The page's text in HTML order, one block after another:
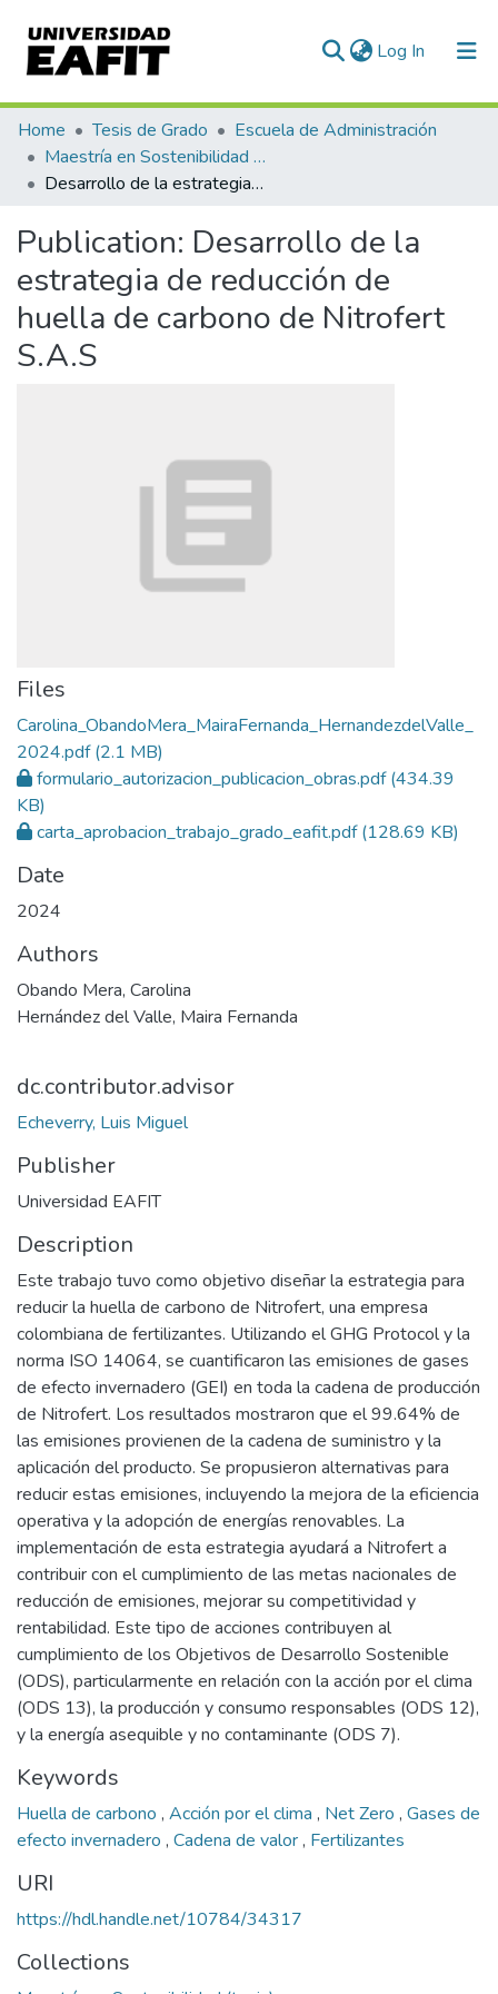
Log In (current)
Communities & Collections
All of DSpace
Home Tesis de Grado
Escuela de Administración
Maestría en Sostenibilidad (tesis)
Desarrollo de la estrategia de reducción de huella de carbono de Nitrofert S.A.S
Publication: Desarrollo de la
estrategia de reducción de
huella de carbono de Nitrofert
S.A.S
Files
Carolina_ObandoMera_MairaFernanda_HernandezdelValle_
2024.pdf(2.1 MB)
formulario_autorizacion_publicacion_obras.pdf(434.39
KB)
carta_aprobacion_trabajo_grado_eafit.pdf(128.69 KB)
Date
2024
Authors
Obando Mera, Carolina
Hernández del Valle, Maira Fernanda
dc.contributor.advisor
Echeverry, Luis Miguel
Publisher
Universidad EAFIT
Description
Este trabajo tuvo como objetivo diseñar la estrategia para
reducir la huella de carbono de Nitrofert, una empresa
colombiana de fertilizantes. Utilizando el GHG Protocol y la
norma ISO 14064, se cuantificaron las emisiones de gases
de efecto invernadero (GEI) en toda la cadena de producción
de Nitrofert. Los resultados mostraron que el 99.64% de
las emisiones provienen de la cadena de suministro y la
aplicación del producto. Se propusieron alternativas para
reducir estas emisiones, incluyendo la mejora de la eficiencia
operativa y la adopción de energías renovables. La
implementación de esta estrategia ayudará a Nitrofert a
contribuir con el cumplimiento de las metas nacionales de
reducción de emisiones, mejorar su competitividad y
rentabilidad. Este tipo de acciones contribuyen al
cumplimiento de los Objetivos de Desarrollo Sostenible
(ODS), particularmente en relación con la acción por el clima
(ODS 13), la producción y consumo responsables (ODS 12),
y la energía asequible y no contaminante (ODS 7).
Keywords
Huella de carbono , Acción por el clima , Net Zero , Gases de
efecto invernadero , Cadena de valor, Fertilizantes
URI
https://hdl.handle.net/10784/34317
Collections